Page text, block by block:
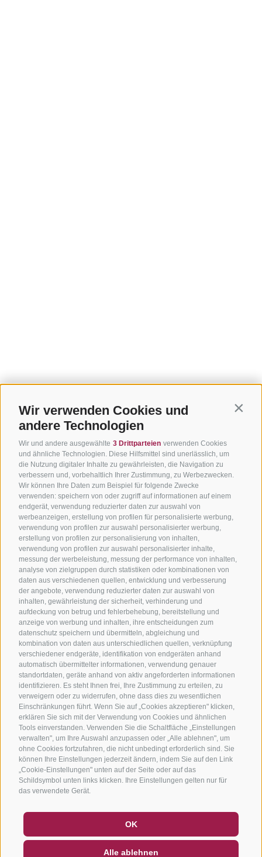
Wir verwenden Cookies und
andere Technologien
Wir und andere ausgewählte 3 Drittparteien verwenden Cookies
und ähnliche Technologien. Diese Hilfsmittel sind unerlässlich, um
die Nutzung digitaler Inhalte zu gewährleisten, die Navigation zu
verbessern und, vorbehaltlich Ihrer Zustimmung, zu Werbezwecken.
Wir können Ihre Daten zum Beispiel für folgende Zwecke
verwenden: speichern von oder zugriff auf informationen auf einem
endgerät, verwendung reduzierter daten zur auswahl von
werbeanzeigen, erstellung von profilen für personalisierte werbung,
verwendung von profilen zur auswahl personalisierter werbung,
erstellung von profilen zur personalisierung von inhalten,
verwendung von profilen zur auswahl personalisierter inhalte,
messung der werbeleistung, messung der performance von inhalten,
analyse von zielgruppen durch statistiken oder kombinationen von
daten aus verschiedenen quellen, entwicklung und verbesserung
der angebote, verwendung reduzierter daten zur auswahl von
inhalten, gewährleistung der sicherheit, verhinderung und
aufdeckung von betrug und fehlerbehebung, bereitstellung und
anzeige von werbung und inhalten, ihre entscheidungen zum
datenschutz speichern und übermitteln, abgleichung und
kombination von daten aus unterschiedlichen quellen, verknüpfung
verschiedener endgeräte, identifikation von endgeräten anhand
automatisch übermittelter informationen, verwendung genauer
standortdaten, geräte anhand von aktiv angeforderten informationen
identifizieren. Es steht Ihnen frei, Ihre Zustimmung zu erteilen, zu
verweigern oder zu widerrufen, ohne dass dies zu wesentlichen
Einschränkungen führt. Wenn Sie auf „Cookies akzeptieren" klicken,
erklären Sie sich mit der Verwendung von Cookies und ähnlichen
Tools einverstanden. Verwenden Sie die Schaltfläche „Einstellungen
verwalten", um Ihre Auswahl anzupassen oder „Alle ablehnen", um
ohne Cookies fortzufahren, die nicht unbedingt erforderlich sind. Sie
können Ihre Einstellungen jederzeit ändern, indem Sie auf den Link
„Cookie-Einstellungen" unten auf der Seite oder auf das
Schildsymbol unten links klicken. Ihre Einstellungen gelten nur für
das verwendete Gerät.
OK
Alle ablehnen
NEWSLETTER
SOCIAL WALL WETTER